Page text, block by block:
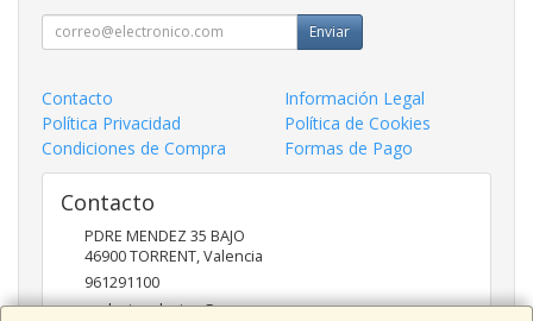
Enviar
Contacto
Información Legal
Política Privacidad
Política de Cookies
Condiciones de Compra
Formas de Pago
Contacto
PDRE MENDEZ 35 BAJO
46900TORRENT,Valencia
961291100
nadasinsolucion@pcmas.es